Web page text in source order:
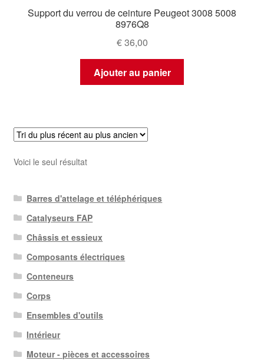
Support du verrou de ceinture Peugeot 3008 5008
8976Q8
€36,00
Ajouter au panier
Voici le seul résultat
Barres d'attelage et téléphériques
Catalyseurs FAP
Châssis et essieux
Composants électriques
Conteneurs
Corps
Ensembles d'outils
Intérieur
Moteur - pièces et accessoires